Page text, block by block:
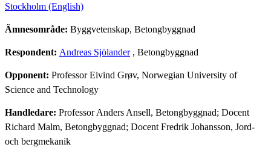
Stockholm (English)
Ämnesområde: Byggvetenskap, Betongbyggnad
Respondent: Andreas Sjölander, Betongbyggnad
Opponent: Professor Eivind Grøv, Norwegian University of
Science and Technology
Handledare: Professor Anders Ansell, Betongbyggnad; Docent
Richard Malm, Betongbyggnad; Docent Fredrik Johansson, Jord-
och bergmekanik